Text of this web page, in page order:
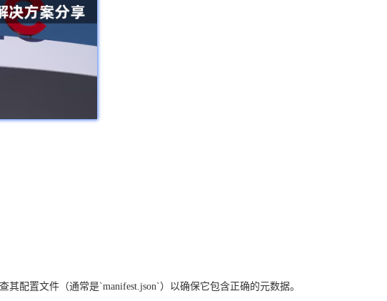
配置文件（通常是`manifest.json`）以确保它包含正确的元数据。